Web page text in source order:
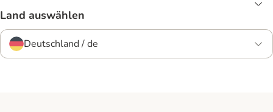
Land auswählen
Deutschland / de